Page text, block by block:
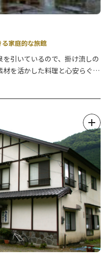
家庭的な旅館
引いているので、掛け流しの
を活かした料理と心安らぐも